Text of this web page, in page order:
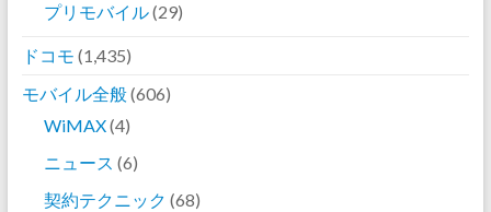
プリモバイル(29)
ドコモ (1,435)
モバイル全般(606)
WiMAX(4)
ニュース (6)
契約テクニック (68)